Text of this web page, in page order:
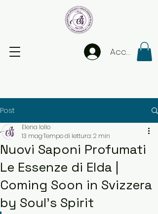
Accedi
Post
Nuovi Saponi Profumati
Le Essenze di Elda |
Coming Soon in Svizzera
by Soul's Spirit
Elena Iollo
13 magTempo di lettura: 2 min